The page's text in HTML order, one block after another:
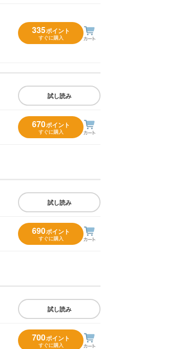
335ポイント
すぐに購入
試し読み
670ポイント
すぐに購入
試し読み
690ポイント
すぐに購入
試し読み
700ポイント
すぐに購入